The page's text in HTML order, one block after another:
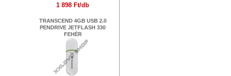
1 898 Ft/db
TRANSCEND 4GB USB 2.0
PENDRIVE JETFLASH 330
FEHÉR